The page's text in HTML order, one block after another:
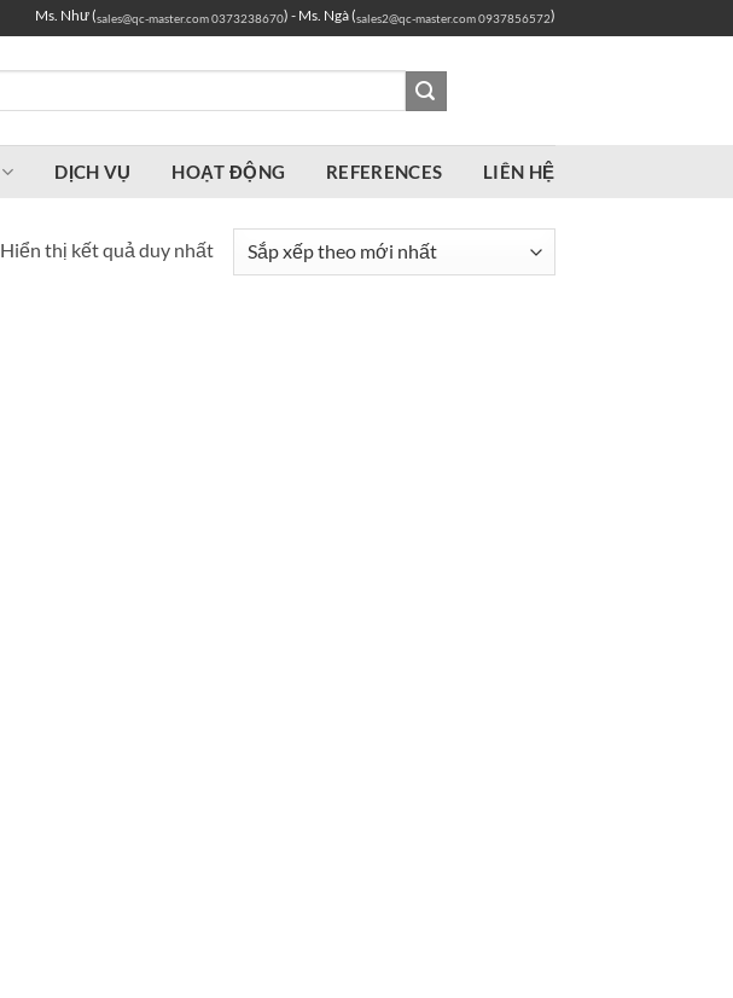
Ms. Như (sales@qc-master.com0373238670) - Ms. Ngà (sales2@qc-master.com0937856572)
DỊCH VỤ HOẠT ĐỘNG REFERENCES LIÊN HỆ
Hiển thị kết quả duy nhất